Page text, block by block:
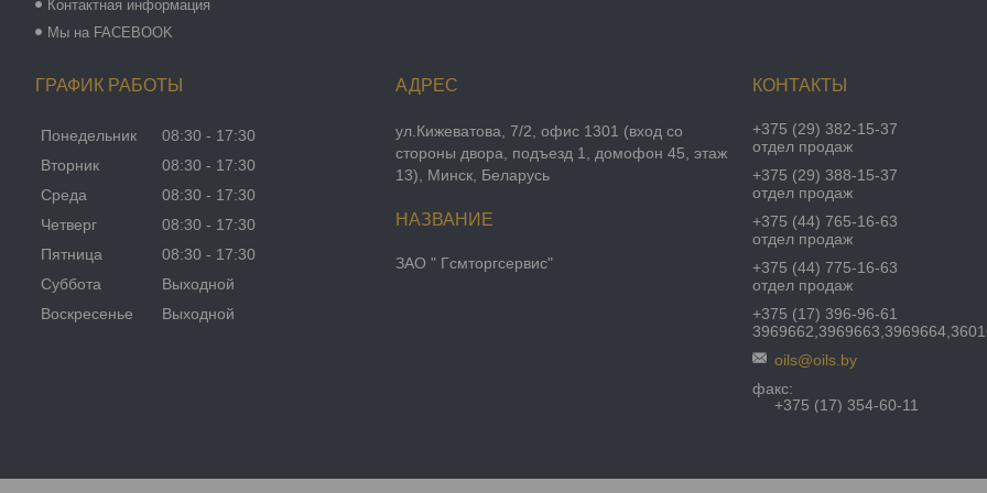
Контактная информация
Мы на FACEBOOK
ГРАФИК РАБОТЫ
Понедельник 08:30
17:30
Вторник
08:30
17:30
Среда
08:30
17:30
Четверг
08:30
17:30
Пятница
08:30
17:30
Суббота
Выходной
Воскресенье
Выходной
ул.Кижеватова, 7/2, офис 1301 (вход со
стороны двора, подъезд 1, домофон 45, этаж
13), Минск, Беларусь
ЗАО " Гсмторгсервис"
+375 (29) 382-15-37
отдел продаж
+375 (29) 388-15-37
отдел продаж
+375 (44) 765-16-63
отдел продаж
+375 (44) 775-16-63
отдел продаж
+375 (17) 396-96-61
oils@oils.by
факс
+375 (17) 354-60-11